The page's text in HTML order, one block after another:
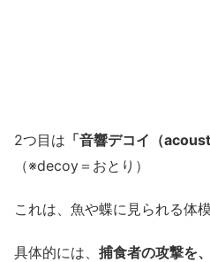
2つ目は 「音響デコイ（
（※decoy＝おとり）
これは、魚や蝶に見られる体
具体的には、 捕食者の攻撃を